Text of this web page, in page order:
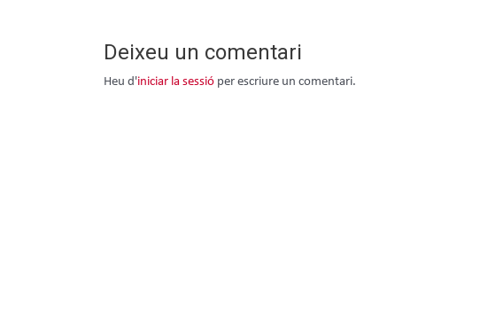
Deixeu un comentari
Heu d'iniciar la sessióper escriure un comentari.